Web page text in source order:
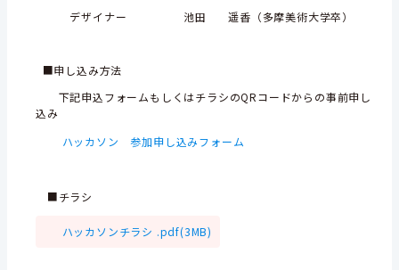
デザイナー 池田 遥香（多摩美術大学卒）
■申し込み方法
下記申込フォームもしくはチラシのQRコードからの事前申し
込み
ハッカソン 参加申し込みフォーム
■チラシ
ハッカソンチラシ .pdf(3MB)